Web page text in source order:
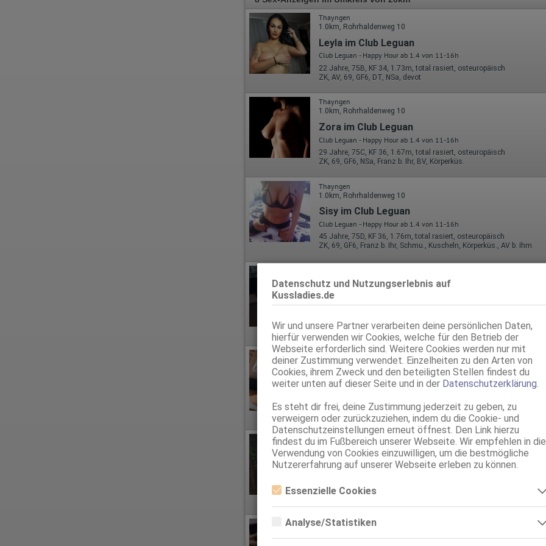
Datenschutz und Nutzungserlebnis auf
Kussladies.de
Wir und unsere Partner verarbeiten deine persönlichen Daten,
hierfür verwenden wir Cookies, welche für den Betrieb der
Webseite erforderlich sind. Weitere Cookies werden nur mit
deiner Zustimmung verwendet. Einzelheiten zu den Arten von
Cookies, ihrem Zweck und den beteiligten Stellen findest du
weiter unten auf dieser Seite und in der Datenschutzerklärung.
Es steht dir frei, deine Zustimmung jederzeit zu geben, zu
verweigern oder zurückzuziehen, indem du die Cookie- und
Datenschutzeinstellungen erneut öffnest. Den Link hierzu
findest du im Fußbereich unserer Webseite. Wir empfehlen in die
Verwendung von Cookies einzuwilligen, um die bestmögliche
Nutzererfahrung auf unserer Webseite erleben zu können.
Essenzielle Cookies
Essenzielle Cookies sind alle notwendigen Cookies, die für den Betrieb
werden. Die Webseite kann ohne diese Cookies nicht richtig
Analyse/Statistiken
Analyse- bzw. Statistikcookies sind Cookies, die der Analyse der
Thayngen
1.0km, Rohrhaldenweg 10
Leyla im Club Leguan
Club Leguan - Happy Hour ab 1.4 von 11-16h
22 Jahre, 75B, KF 34, 1.73m, total rasiert, osteuropäisch
ZK, AV, 69, GF6, DT, NSa, devot
Thayngen
1.0km, Rohrhaldenweg 10
Zora im Club Leguan
Club Leguan - Happy Hour ab 1.4 von 11-16h
29 Jahre, 75C, KF 36, 1.67m, total rasiert, osteuropäisch
ZK, 69, GF6, NSa, Franz b. Ihr, BV, Körperküs.
Thayngen
1.0km, Rohrhaldenweg 10
Sisy im Club Leguan
Club Leguan - Happy Hour ab 1.4 von 11-16h
45 Jahre, 75D, KF 36, 1.76m, total rasiert, osteuropäisch
ZK, 69, GF6, Franz b. Ihr, Schmu., Kuscheln, Körperküs., AV b. Ihm
1.0km, Rohrhaldenweg 10
Scarlett im Club Leguan
Club Leguan - Happy Hour ab 1.4 von 11-16h
20 Jahre, 75B, KF 36, 1.63m, total rasiert, osteuropäisch
ZK, 69, GF6, DT, NSa, NSp, Franz b. Ihr
Thayngen
1.0km, Rohrhaldenweg 10
Scarlett im Club Leguan
20 Jahre, 75B, KF 36, 1.63m, total rasiert, osteuropäisch
ZK, 69, GF6, DT, NSa, NSp, Franz b. Ihr
Thayngen
1.0km, Rohrhaldenweg 10
Isabella im Club Leguan
30 Jahre, 70B, KF 36, 1.63m, total rasiert, osteuropäisch
Singen (Hohentwiel)
Inna DT und AV-Expertin mit Klima